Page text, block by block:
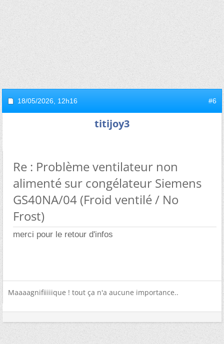
18/05/2026, 12h16 #6
titijoy3
Re : Problème ventilateur non
alimenté sur congélateur Siemens
GS40NA/04 (Froid ventilé / No
Frost)
merci pour le retour d'infos
Maaaagnifiiiiique ! tout ça n'a aucune importance..